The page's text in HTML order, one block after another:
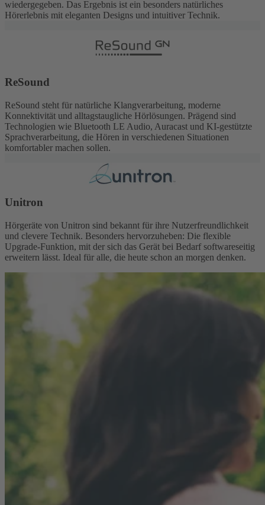
wiedergegeben. Das Ergebnis ist ein besonders natürliches
Hörerlebnis mit eleganten Designs und intuitiver Technik.
ReSound
ReSound steht für natürliche Klangverarbeitung, moderne
Konnektivität und alltagstaugliche Hörlösungen. Prägend sind
Technologien wie Bluetooth LE Audio, Auracast und KI-gestützte
Sprachverarbeitung, die Hören in verschiedenen Situationen
komfortabler machen sollen.
Unitron
Hörgeräte von Unitron sind bekannt für ihre Nutzerfreundlichkeit
und clevere Technik. Besonders hervorzuheben: Die flexible
Upgrade-Funktion, mit der sich das Gerät bei Bedarf softwareseitig
erweitern lässt. Ideal für alle, die heute schon an morgen denken.